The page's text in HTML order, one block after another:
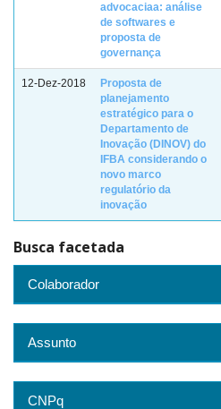
advocaciaa: análise
de softwares e
proposta de
governança
12-Dez-2018
Proposta de
planejamento
estratégico para o
Departamento de
Inovação (DINOV) do
IFBA considerando o
novo marco
regulatório da
inovação
Busca facetada
Colaborador
Assunto
CNPq